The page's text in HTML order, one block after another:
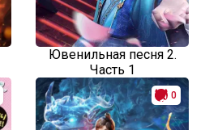
Ювенильная песня 2.
Часть 1
0